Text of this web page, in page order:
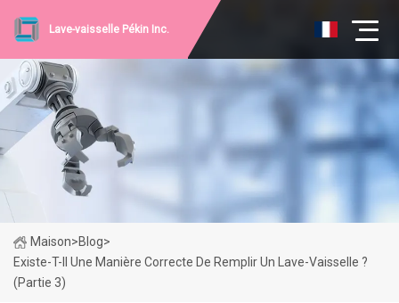
Lave-vaisselle Pékin Inc.
Maison>Blog>
Existe-T-Il Une Manière Correcte De Remplir Un Lave-Vaisselle ?
(partie 3)